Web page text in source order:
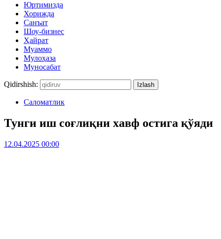
Юртимизда
Хорижда
Санъат
Шоу-бизнес
Ҳайрат
Муаммо
Мулоҳаза
Муносабат
Qidirshish:
Саломатлик
Тунги иш соғлиқни хавф остига қўяди
12.04.2025 00:00